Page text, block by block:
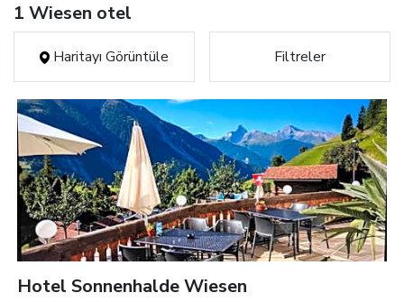
1 Wiesen otel
Haritayı Görüntüle Filtreler
Hotel Sonnenhalde Wiesen